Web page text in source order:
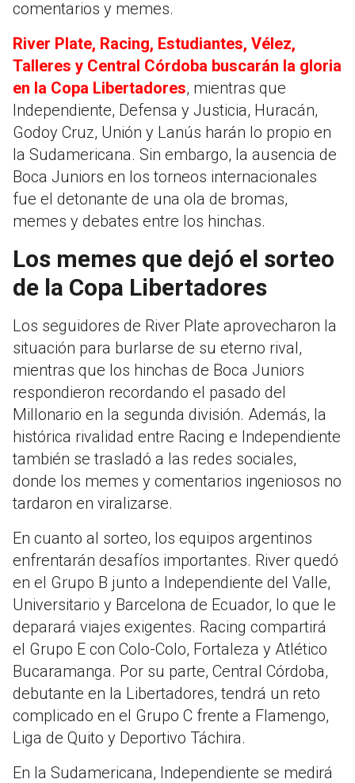
comentarios y memes.
River Plate, Racing, Estudiantes, Vélez,
Talleres y Central Córdoba buscarán la gloria
en la Copa Libertadores, mientras que
Independiente, Defensa y Justicia, Huracán,
Godoy Cruz, Unión y Lanús harán lo propio en
la Sudamericana. Sin embargo, la ausencia de
Boca Juniors en los torneos internacionales
fue el detonante de una ola de bromas,
memes y debates entre los hinchas.
Los memes que dejó el sorteo
de la Copa Libertadores
Los seguidores de River Plate aprovecharon la
situación para burlarse de su eterno rival,
mientras que los hinchas de Boca Juniors
respondieron recordando el pasado del
Millonario en la segunda división. Además, la
histórica rivalidad entre Racing e Independiente
también se trasladó a las redes sociales,
donde los memes y comentarios ingeniosos no
tardaron en viralizarse.
En cuanto al sorteo, los equipos argentinos
enfrentarán desafíos importantes. River quedó
en el Grupo B junto a Independiente del Valle,
Universitario y Barcelona de Ecuador, lo que le
deparará viajes exigentes. Racing compartirá
el Grupo E con Colo-Colo, Fortaleza y Atlético
Bucaramanga. Por su parte, Central Córdoba,
debutante en la Libertadores, tendrá un reto
complicado en el Grupo C frente a Flamengo,
Liga de Quito y Deportivo Táchira.
En la Sudamericana, Independiente se medirá